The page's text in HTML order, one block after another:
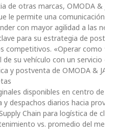
de otras marcas, OMODA &
le permite una comunicación
con mayor agilidad a las
para su estrategia de
competitivos. «Operar como
su vehículo con un servicio
y postventa de OMODA &
disponibles en centro de
y despachos diarios hacia
Chain para logística de
vs. promedio del